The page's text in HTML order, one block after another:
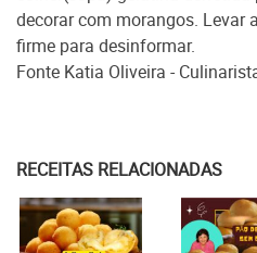
decorar com morangos. Levar
firme para desinformar.
Fonte Katia Oliveira -
RECEITAS RELACIONADAS